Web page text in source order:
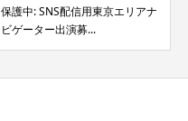
保護中: SNS配信用東京エリアナ
ビゲーター出演募...